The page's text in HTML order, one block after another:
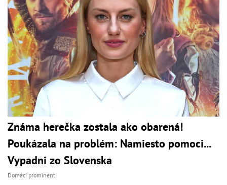
Známa herečka zostala ako obarená!
Poukázala na problém: Namiesto pomoci...
Vypadni zo Slovenska
Domáci prominenti